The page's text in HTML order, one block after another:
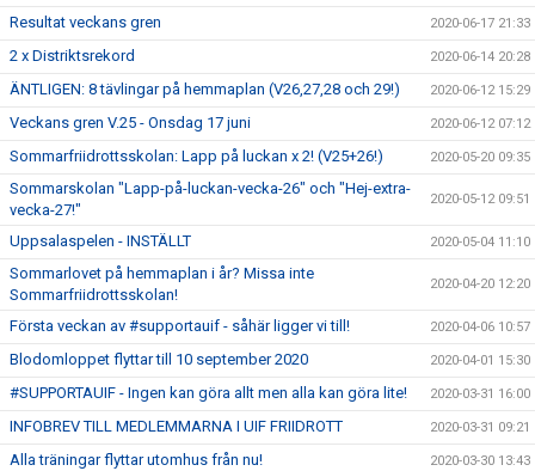
Resultat veckans gren 2020-06-17 21:33
2 x Distriktsrekord 2020-06-14 20:28
ÄNTLIGEN: 8 tävlingar på hemmaplan (V26,27,28 och 29!) 2020-06-12 15:29
Veckans gren V.25 - Onsdag 17 juni 2020-06-12 07:12
Sommarfriidrottsskolan: Lapp på luckan x 2! (V25+26!) 2020-05-20 09:35
Sommarskolan "Lapp-på-luckan-vecka-26" och "Hej-extra-
vecka-27!"
2020-05-12 09:51
Uppsalaspelen - INSTÄLLT 2020-05-04 11:10
Sommarlovet på hemmaplan i år? Missa inte
Sommarfriidrottsskolan!
2020-04-20 12:20
Första veckan av #supportauif - såhär ligger vi till! 2020-04-06 10:57
Blodomloppet flyttar till 10 september 2020 2020-04-01 15:30
#SUPPORTAUIF - Ingen kan göra allt men alla kan göra lite! 2020-03-31 16:00
INFOBREV TILL MEDLEMMARNA I UIF FRIIDROTT 2020-03-31 09:21
Alla träningar flyttar utomhus från nu! 2020-03-30 13:43